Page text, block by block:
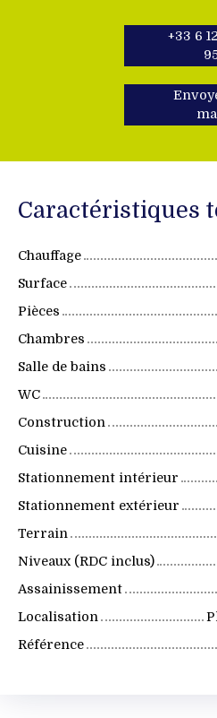
+33 6
Caractéristiques
Chauffage
Surface
Pièces
Chambres
Salle de bains
WC
Construction
Cuisine
Stationnement intérieur
Stationnement extérieur
Terrain
Niveaux (RDC inclus)
Assainissement
Localisation
Référence